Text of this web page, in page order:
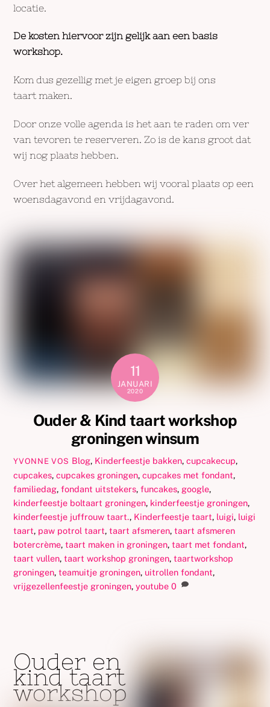
locatie.
De kosten hiervoor zijn gelijk aan een basis
workshop.
Kom dus gezellig met je eigen groep bij ons
taart maken.
Door onze volle agenda is het aan te raden om ver
van tevoren te reserveren. Zo is de kans groot dat
wij nog plaats hebben.
Over het algemeen hebben wij vooral plaats op een
woensdagavond en vrijdagavond.
11
JANUARI
2020
Ouder & Kind taart workshop
groningen winsum
YVONNE VOS Blog, Kinderfeestje bakken, cupcakecup,
cupcakes,cupcakes groningen,cupcakes met fondant,
familiedag,fondant uitstekers,funcakes, google,
kinderfeestje boltaart groningen, kinderfeestje groningen,
kinderfeestje juffrouw taart., Kinderfeestje taart, luigi, luigi
taart, paw potrol taart,taart afsmeren,taart afsmeren
botercrème,taart maken in groningen,taart met fondant,
taart vullen,taart workshop groningen,taartworkshop
groningen,teamuitje groningen, uitrollen fondant,
vrijgezellenfeestje groningen,youtube 0
Ouder en
kind taart
workshop